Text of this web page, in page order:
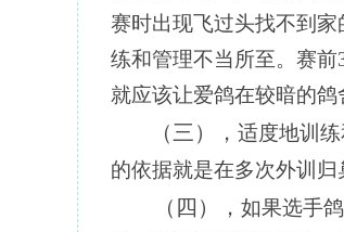
赛时出现飞过头找不到
练和管理不当所至。赛前
就应该让爱鸽在较暗的鸽
（三），适度地训
的依据就是在多次外训
（四）， 如果选手